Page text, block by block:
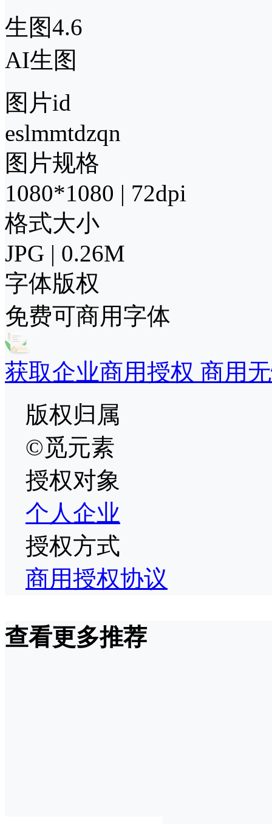
生图4.6
AI生图
图片id
eslmmtdzqn
图片规格
1080*1080 | 72dpi
格式大小
JPG | 0.26M
字体版权
免费可商用字体
获取企业商用授权 商用
版权归属
©觅元素
授权对象
个人企业
授权方式
商用授权协议
查看更多推荐